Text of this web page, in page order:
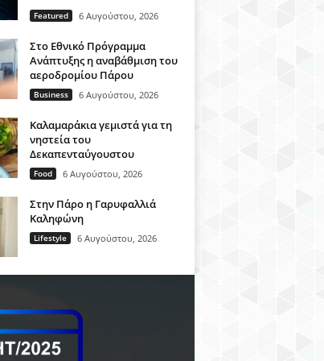
Featured 6 Αυγούστου, 2026
Στο Εθνικό Πρόγραμμα
Ανάπτυξης η αναβάθμιση του
αεροδρομίου Πάρου
Business 6 Αυγούστου, 2026
Καλαμαράκια γεμιστά για τη
νηστεία του
Δεκαπενταύγουστου
Food 6 Αυγούστου, 2026
Στην Πάρο η Γαρυφαλλιά
Καληφώνη
Lifestyle 6 Αυγούστου, 2026